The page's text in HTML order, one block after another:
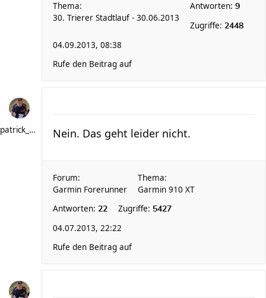
Thema:
30. Trierer Stadtlauf - 30.06.2013
Antworten: 9
Zugriffe: 2448
04.09.2013, 08:38
Rufe den Beitrag auf
patrick_schere Nein. Das geht leider nicht.
Forum:
Garmin Forerunner
Thema:
Garmin 910 XT
Antworten: 22 Zugriffe: 5427
04.07.2013, 22:22
Rufe den Beitrag auf